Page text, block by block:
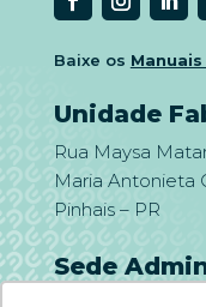
Baixe os
Unidade
Rua Maysa
Maria Antonieta
Pinhais – PR
Sede